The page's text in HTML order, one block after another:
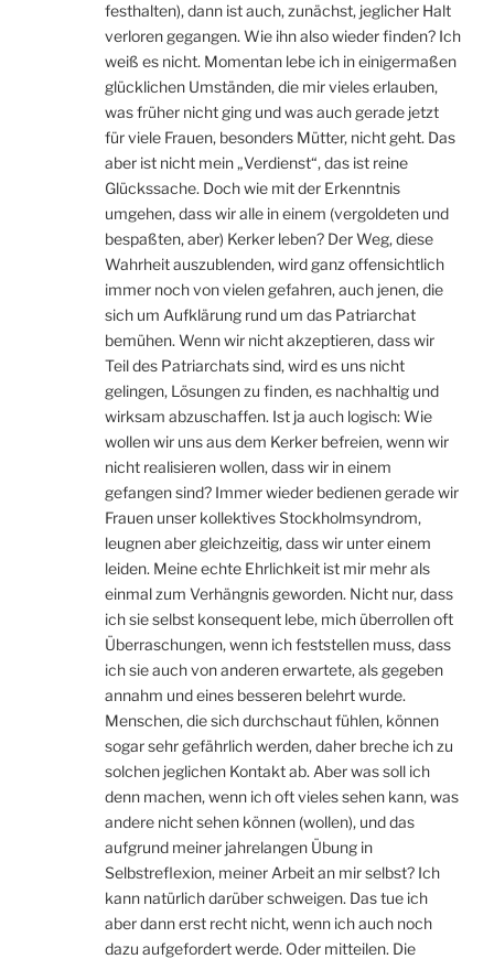
festhalten), dann ist auch, zunächst, jeglicher Halt
verloren gegangen. Wie ihn also wieder finden? Ich
weiß es nicht. Momentan lebe ich in einigermaßen
glücklichen Umständen, die mir vieles erlauben,
was früher nicht ging und was auch gerade jetzt
für viele Frauen, besonders Mütter, nicht geht. Das
aber ist nicht mein „Verdienst“, das ist reine
Glückssache. Doch wie mit der Erkenntnis
umgehen, dass wir alle in einem (vergoldeten und
bespaßten, aber) Kerker leben? Der Weg, diese
Wahrheit auszublenden, wird ganz offensichtlich
immer noch von vielen gefahren, auch jenen, die
sich um Aufklärung rund um das Patriarchat
bemühen. Wenn wir nicht akzeptieren, dass wir
Teil des Patriarchats sind, wird es uns nicht
gelingen, Lösungen zu finden, es nachhaltig und
wirksam abzuschaffen. Ist ja auch logisch: Wie
wollen wir uns aus dem Kerker befreien, wenn wir
nicht realisieren wollen, dass wir in einem
gefangen sind? Immer wieder bedienen gerade wir
Frauen unser kollektives Stockholmsyndrom,
leugnen aber gleichzeitig, dass wir unter einem
leiden. Meine echte Ehrlichkeit ist mir mehr als
einmal zum Verhängnis geworden. Nicht nur, dass
ich sie selbst konsequent lebe, mich überrollen oft
Überraschungen, wenn ich feststellen muss, dass
ich sie auch von anderen erwartete, als gegeben
annahm und eines besseren belehrt wurde.
Menschen, die sich durchschaut fühlen, können
sogar sehr gefährlich werden, daher breche ich zu
solchen jeglichen Kontakt ab. Aber was soll ich
denn machen, wenn ich oft vieles sehen kann, was
andere nicht sehen können (wollen), und das
aufgrund meiner jahrelangen Übung in
Selbstreflexion, meiner Arbeit an mir selbst? Ich
kann natürlich darüber schweigen. Das tue ich
aber dann erst recht nicht, wenn ich auch noch
dazu aufgefordert werde. Oder mitteilen. Die